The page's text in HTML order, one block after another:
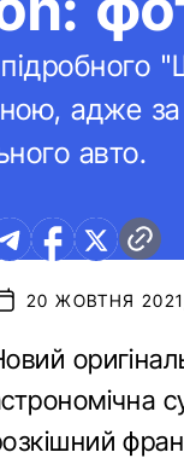
підробного
адже за
авто.
20 ЖОВТНЯ